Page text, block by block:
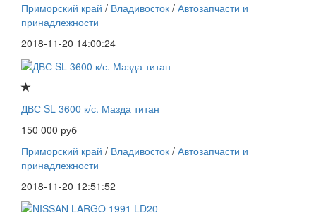
Приморский край / Владивосток / Автозапчасти и
принадлежности
2018-11-20 14:00:24
ДВС SL 3600 к/с. Мазда титан
150 000 руб
Приморский край / Владивосток / Автозапчасти и
принадлежности
2018-11-20 12:51:52